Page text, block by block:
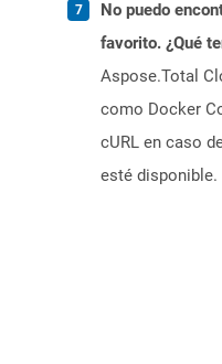
No puedo
favorito. ¿Qué
Aspose.Total
como Docker
cURL en caso
esté disponible.